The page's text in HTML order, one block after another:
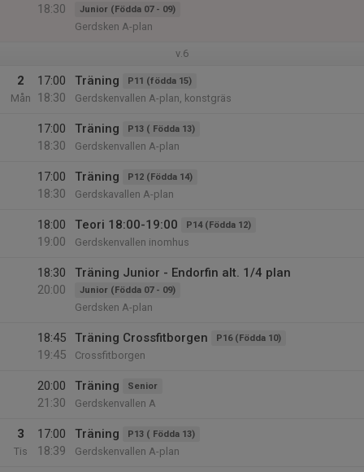
18:30
Junior (Födda 07 - 09)
Gerdsken A-plan
v.6
2
Mån
17:00
18:30
Träning P11 (födda 15)
Gerdskenvallen A-plan, konstgräs
17:00
18:30
Träning P13 ( Födda 13)
Gerdskenvallen A-plan
17:00
18:30
Träning P12 (Födda 14)
Gerdskavallen A-plan
18:00
19:00
Teori 18:00-19:00 P14 (Födda 12)
Gerdskenvallen inomhus
18:30
20:00
Träning Junior - Endorfin alt. 1/4 plan
Junior (Födda 07 - 09)
Gerdsken A-plan
18:45
19:45
Träning Crossfitborgen P16 (Födda 10)
Crossfitborgen
20:00
21:30
Träning Senior
Gerdskenvallen A
3
Tis
17:00
18:39
Träning P13 ( Födda 13)
Gerdskenvallen A-plan